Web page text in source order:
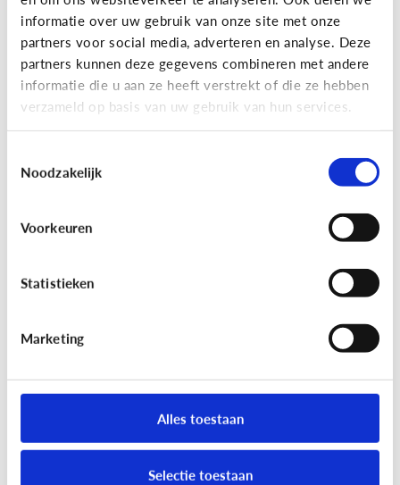
informatie over uw gebruik van onze site met onze
partners voor social media, adverteren en analyse. Deze
partners kunnen deze gegevens combineren met andere
informatie die u aan ze heeft verstrekt of die ze hebben
verzameld op basis van uw gebruik van hun services.
Noodzakelijk
Voorkeuren
Statistieken
Marketing
Alles toestaan
Selectie toestaan
Bijzonder digitaal
Mijn kind is slechtziend of blind.
Welke apps of toepassingen
Mijn kind heeft moeite met
schrijven en spelling. Welke apps
of toepassingen kunnen helpen?